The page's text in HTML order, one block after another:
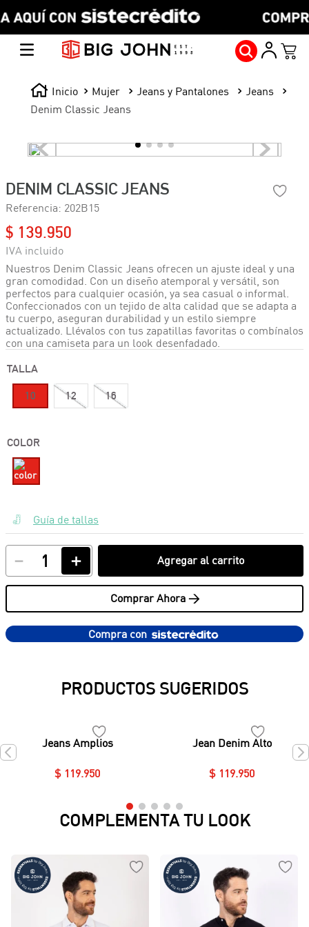
Mujer Jeans y Pantalones
Jeans
Denim Classic Jeans
DENIM CLASSIC JEANS
Referencia: 202B15
$ 139 950
Nuestros Denim Classic Jeans ofrecen un ajuste ideal y una
gran comodidad. Con un diseño atemporal y versátil, son
perfectos para cualquier ocasión, ya sea casual o informal.
Confeccionados con un tejido de alta calidad que se adapta a
tu cuerpo, aseguran durabilidad y un estilo siempre
actualizado. Llévalos con tus zapatillas favoritas o combínalos
con una camiseta para un look desenfadado.
TALLA
10 12 16
COLOR
Guía de tallas
＋
－ Agregar al carrito
Comprar Ahora >
Compra con
PRODUCTOS SUGERIDOS
Jeans Amplios
$ 119 950
Jean Denim Alto
$ 119 950
COMPLEMENTA TU LOOK